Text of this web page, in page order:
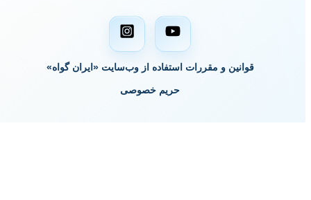
قوانین و مقررات استفاده از وب‌سایت «ایران گواه»
حریم خصوصی